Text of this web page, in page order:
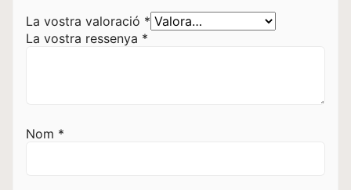
La vostra valoració *
La vostra ressenya *
Nom *